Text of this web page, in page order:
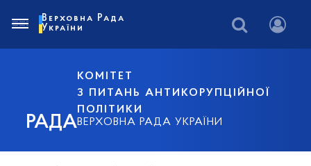
РАДА
КОМІТЕТ
З ПИТАНЬ АНТИКОРУПЦІЙНОЇ
ПОЛІТИКИ
ВЕРХОВНА РАДА УКРАЇНИ
Верховна Рада
України